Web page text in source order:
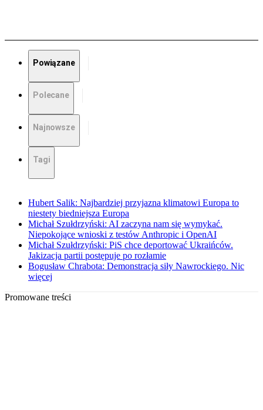
Powiązane
Polecane
Najnowsze
Tagi
Hubert Salik: Najbardziej przyjazna klimatowi Europa to
niestety biedniejsza Europa
Michał Szułdrzyński: AI zaczyna nam się wymykać.
Niepokojące wnioski z testów Anthropic i OpenAI
Michał Szułdrzyński: PiS chce deportować Ukraińców.
Jakizacja partii postępuje po rozłamie
Bogusław Chrabota: Demonstracja siły Nawrockiego. Nic
więcej
Promowane treści